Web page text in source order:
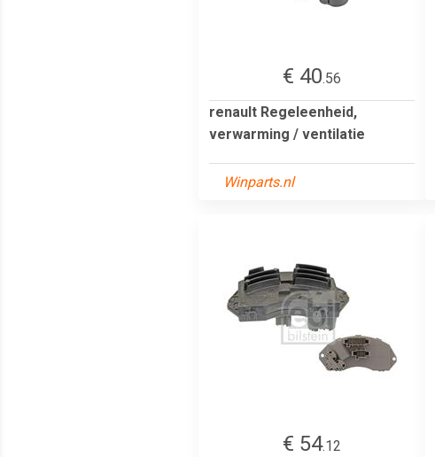
€ 40.56
renault Regeleenheid,
verwarming / ventilatie
Winparts.nl
€ 54.12